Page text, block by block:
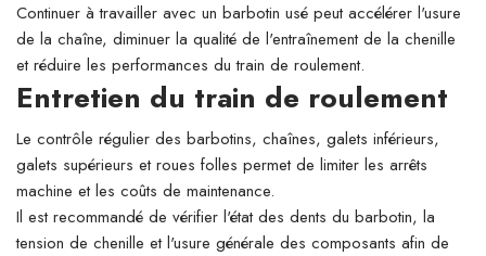
Continuer à travailler avec un barbotin usé peut accélérer l'usure
de la chaîne, diminuer la qualité de l'entraînement de la chenille
et réduire les performances du train de roulement.
Entretien du train de roulement
Le contrôle régulier des barbotins, chaînes, galets inférieurs,
galets supérieurs et roues folles permet de limiter les arrêts
machine et les coûts de maintenance.
Il est recommandé de vérifier l'état des dents du barbotin, la
tension de chenille et l'usure générale des composants afin de